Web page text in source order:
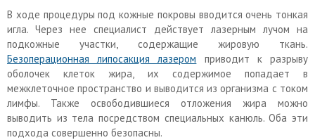
В ходе процедуры под кожные покровы вводится очень тонкая
игла. Через нее специалист действует лазерным лучом на
подкожные участки, содержащие жировую ткань.
Безоперационная липосакция лазером приводит к разрыву
оболочек клеток жира, их содержимое попадает в
межклеточное пространство и выводится из организма с током
лимфы. Также освободившиеся отложения жира можно
выводить из тела посредством специальных канюль. Оба эти
подхода совершенно безопасны.